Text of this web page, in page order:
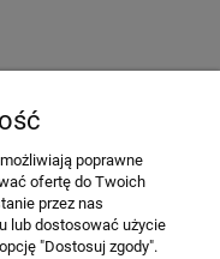
poprawne
ofertę do Twoich
przez nas
lub dostosować użycie
"Dostosuj zgody".